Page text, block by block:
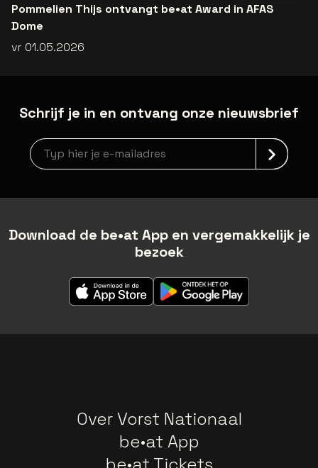
Pommelien Thijs ontvangt be•at Award in AFAS
Dome
vr 01.05.2026
Schrijf je in en ontvang onze nieuwsbrief
Nieuwsbrief aanmelding
Download de be•at App en vergemakkelijk je
bezoek
Over Vorst Nationaal
be•at App